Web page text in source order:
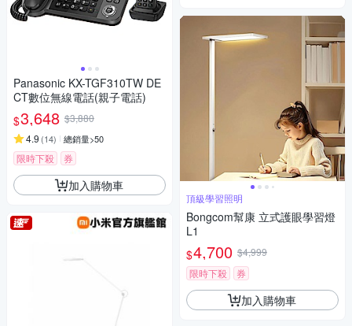
Panasonic KX-TGF310TW DE
CT數位無線電話(親子電話)
$3,648 $3,880
4.9 (14) 總銷量>50
限時下殺 券
加入購物車
頂級學習照明
Bongcom幫康 立式護眼學習燈
L1
$4,700 $4,999
限時下殺
券
加入購物車